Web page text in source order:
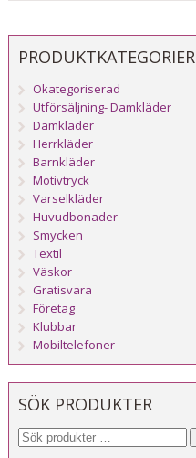
PRODUKTKATEGORIER
Okategoriserad
Utförsäljning- Damkläder
Damkläder
Herrkläder
Barnkläder
Motivtryck
Varselkläder
Huvudbonader
Smycken
Textil
Väskor
Gratisvara
Företag
Klubbar
Mobiltelefoner
SÖK PRODUKTER